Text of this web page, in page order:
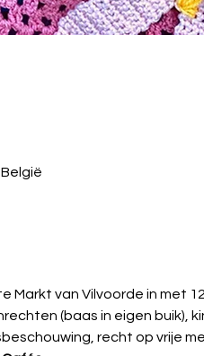
Markt van Vilvoorde in met
(baas in eigen buik),
recht op vrije